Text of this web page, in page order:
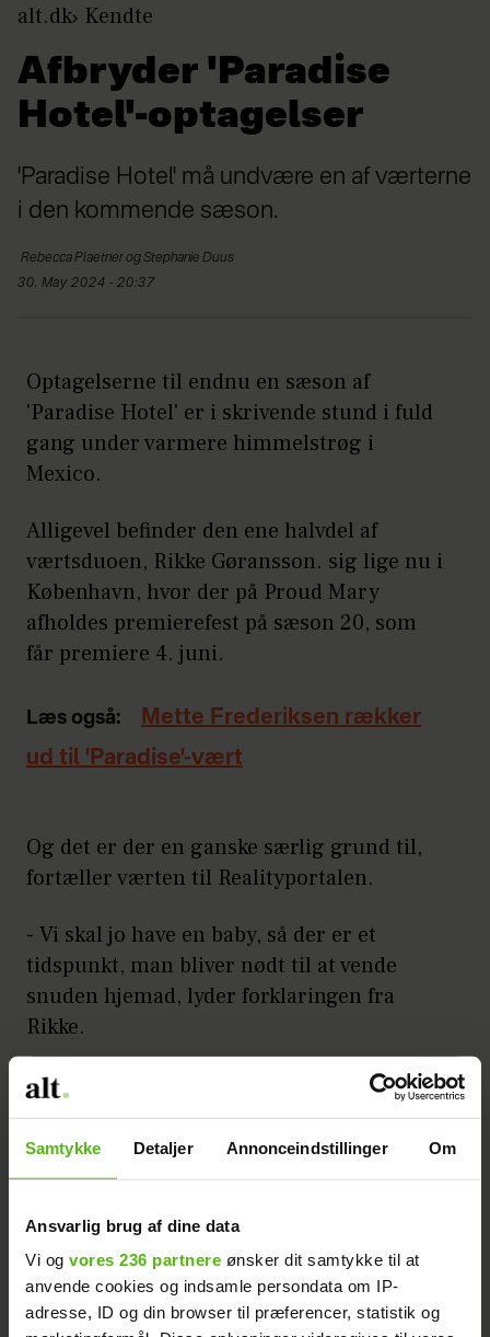
Samtykke Detaljer Annonceindstillinger Om
Ansvarlig brug af dine data
Vi og vores 236 partnere ønsker dit samtykke til at
anvende cookies og indsamle persondata om IP-
adresse, ID og din browser til præferencer, statistik og
alt.dk Kendte
Afbryder 'Paradise
Hotel'-optagelser
'Paradise Hotel' må undvære en af værterne
i den kommende sæson.
RebeccaPlaetner og Stephanie Duus
30. May 2024 - 20:37
Optagelserne til endnu en sæson af
'Paradise Hotel' er i skrivende stund i fuld
gang under varmere himmelstrøg i
Mexico.
Alligevel befinder den ene halvdel af
værtsduoen, Rikke Gøransson. sig lige nu i
København, hvor der på Proud Mary
afholdes premierefest på sæson 20, som
får premiere 4. juni.
Læs også:
Mette Frederiksen rækker
ud til 'Paradise'-vært
Og det er der en ganske særlig grund til,
fortæller værten til Realityportalen.
- Vi skal jo have en baby, så der er et
tidspunkt, man bliver nødt til at vende
snuden hjemad, lyder forklaringen fra
Rikke.
processen?
- Et godt stykke tid, heldigvis.